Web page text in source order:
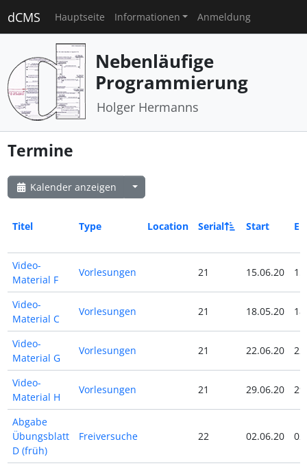
dCMS Hauptseite Informationen Anmeldung
Nebenläufige
Programmierung
Holger Hermanns
Termine
Kalender anzeigen
Titel Type Location Serial Start
Video-
Material F
Vorlesungen 21 15.06.20
Video-
Material C
Vorlesungen 21 18.05.20
Video-
Material G
Vorlesungen 21 22.06.20
Video-
Material H
Vorlesungen 21 29.06.20
Abgabe
Übungsblatt
D (früh)
Freiversuche 22 02.06.20